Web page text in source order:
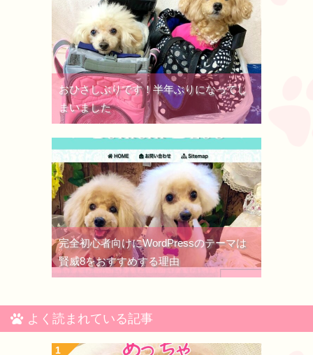
おひさしぶりです！半年ぶりになってし
まいました
完全初心者向けにWordPressのテーマは
賢威8をおすすめする理由
よく読まれている記事